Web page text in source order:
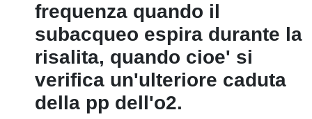
frequenza quando il
subacqueo espira durante la
risalita, quando cioe' si
verifica un'ulteriore caduta
della pp dell'o2.